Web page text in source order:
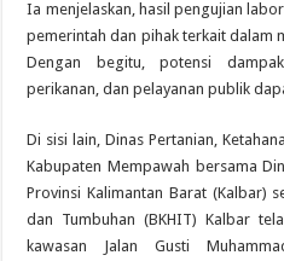
Ia menjelaskan, hasil pengujian
pemerintah dan pihak terkait dalam
Dengan begitu, potensi
perikanan, dan pelayanan publik
Di sisi lain, Dinas Pertanian,
Kabupaten Mempawah bersama
Provinsi Kalimantan Barat (Kalbar)
dan Tumbuhan (BKHIT) Kalbar
kawasan Jalan Gusti